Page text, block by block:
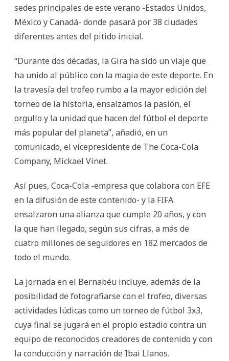
sedes principales de este verano -Estados Unidos,
México y Canadá- donde pasará por 38 ciudades
diferentes antes del pitido inicial.
“Durante dos décadas, la Gira ha sido un viaje que
ha unido al público con la magia de este deporte. En
la travesía del trofeo rumbo a la mayor edición del
torneo de la historia, ensalzamos la pasión, el
orgullo y la unidad que hacen del fútbol el deporte
más popular del planeta”, añadió, en un
comunicado, el vicepresidente de The Coca-Cola
Company, Mickael Vinet.
Así pues, Coca-Cola -empresa que colabora con EFE
en la difusión de este contenido- y la FIFA
ensalzaron una alianza que cumple 20 años, y con
la que han llegado, según sus cifras, a más de
cuatro millones de seguidores en 182 mercados de
todo el mundo.
La jornada en el Bernabéu incluye, además de la
posibilidad de fotografiarse con el trofeo, diversas
actividades lúdicas como un torneo de fútbol 3x3,
cuya final se jugará en el propio estadio contra un
equipo de reconocidos creadores de contenido y con
la conducción y narración de Ibai Llanos.